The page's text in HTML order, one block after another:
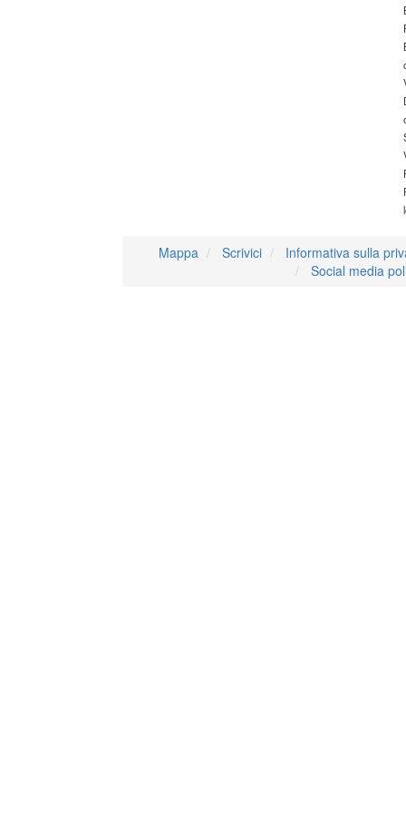
Mappa Scrivici
Informativa sulla
Social media